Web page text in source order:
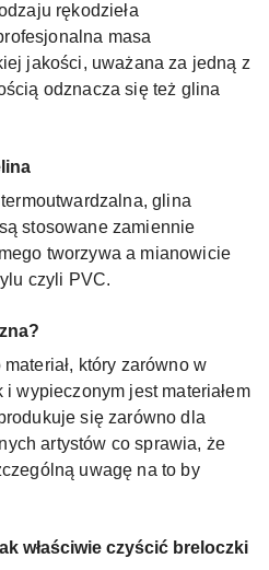
rękodzieła
masa
jakości, uważana za jedną z
odznacza się też glina
glina
stosowane zamiennie
tworzywa a mianowicie
czyli PVC.
który zarówno w
wypieczonym jest materiałem
się zarówno dla
artystów co sprawia, że
uwagę na to by
właściwie czyścić breloczki